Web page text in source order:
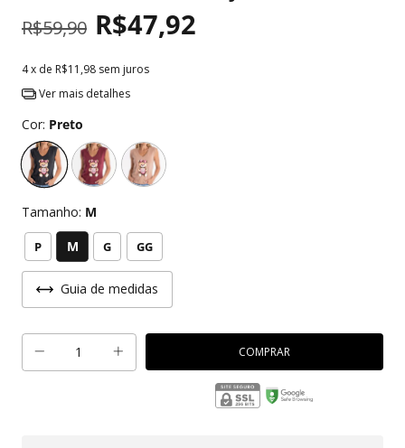
R$59,90 R$47,92
4x de R$11,98 sem juros
Ver mais detalhes
Cor: Preto
Tamanho: M
P M G GG
Guia de medidas